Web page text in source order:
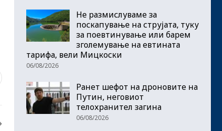
Не размислуваме за
поскапување на струјата, туку
за поевтинување или барем
зголемување на евтината
тарифа, вели Мицкоски
06/08/2026
Ранет шефот на дроновите на
Путин, неговиот
телохранител загина
06/08/2026